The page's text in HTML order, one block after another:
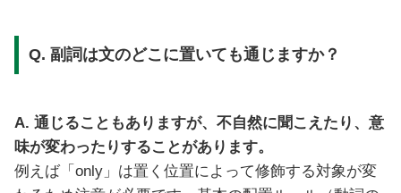
Q. 副詞は文のどこに置いても通じますか？
A. 通じることもありますが、不自然に聞こえたり、意
味が変わったりすることがあります。
例えば「only」は置く位置によって修飾する対象が変